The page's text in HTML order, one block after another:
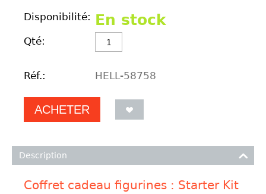
Disponibilité: En stock
Qté:
Réf.: HELL-58758
ACHETER
Description
Coffret cadeau figurines : Starter Kit